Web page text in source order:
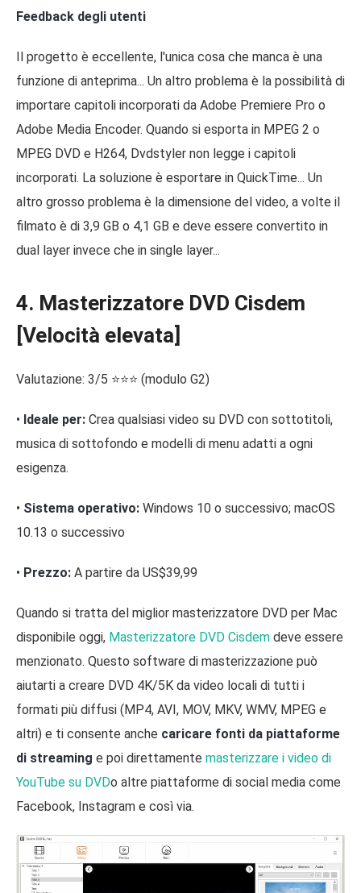
Feedback degli utenti
Il progetto è eccellente, l'unica cosa che manca è una
funzione di anteprima... Un altro problema è la possibilità di
importare capitoli incorporati da Adobe Premiere Pro o
Adobe Media Encoder. Quando si esporta in MPEG 2 o
MPEG DVD e H264, Dvdstyler non legge i capitoli
incorporati. La soluzione è esportare in QuickTime... Un
altro grosso problema è la dimensione del video, a volte il
filmato è di 3,9 GB o 4,1 GB e deve essere convertito in
dual layer invece che in single layer...
4. Masterizzatore DVD Cisdem
[Velocità elevata]
Valutazione: 3/5 ⭐⭐⭐ (modulo G2)
• Ideale per: Crea qualsiasi video su DVD con sottotitoli,
musica di sottofondo e modelli di menu adatti a ogni
esigenza.
• Sistema operativo: Windows 10 o successivo; macOS
10.13 o successivo
• Prezzo: A partire da US$39,99
Quando si tratta del miglior masterizzatore DVD per Mac
disponibile oggi, Masterizzatore DVD Cisdem deve essere
menzionato. Questo software di masterizzazione può
aiutarti a creare DVD 4K/5K da video locali di tutti i
formati più diffusi (MP4, AVI, MOV, MKV, WMV, MPEG e
altri) e ti consente anche caricare fonti da piattaforme
di streaming e poi direttamente masterizzare i video di
YouTube su DVDo altre piattaforme di social media come
Facebook, Instagram e così via.